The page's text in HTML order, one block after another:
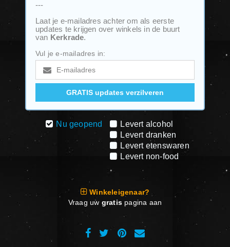
---
Laat je e-mailadres achter om als eerste
updates te krijgen over winkels in de buurt
van Kerkrade.
Vul je e-mailadres in:
Nu geopend
Levert alcohol
Levert dranken
Levert etenswaren
Levert non-food
Winkeleigenaar?
Vraag uw gratispagina aan